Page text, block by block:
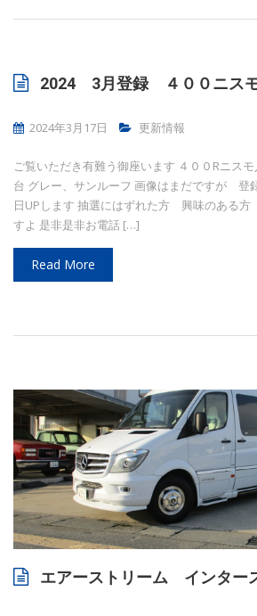
2024 3月登録 ４００ニス
2024年3月17日 更新情報
ご覧いただき有難う御座います ４００Rニス
台 グレー、サンルーフ 画像はまだですが
日UPします 抽選にはずれた方 興味のある
すよ 是非是非お電話 […]
Read More
エアーストリーム インター